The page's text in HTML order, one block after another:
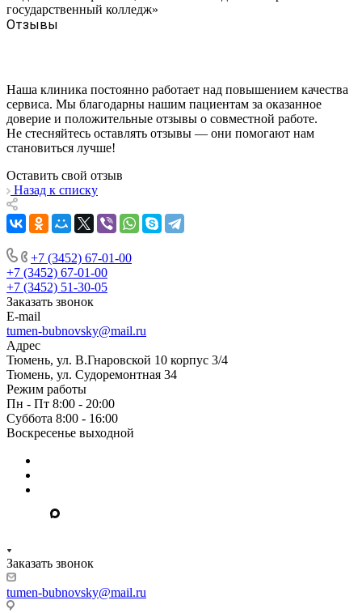
государственный колледж»
Отзывы
Наша клиника постоянно работает над повышением качества
сервиса. Мы благодарны нашим пациентам за оказанное
доверие и положительные отзывы о совместной работе.
Не стесняйтесь оставлять отзывы — они помогают нам
становиться лучше!
Оставить свой отзыв
Назад к списку
+7 (3452) 67-01-00
+7 (3452) 67-01-00
+7 (3452) 51-30-05
Заказать звонок
E-mail
tumen-bubnovsky@mail.ru
Адрес
Тюмень, ул. В.Гнаровской 10 корпус 3/4
Тюмень, ул. Судоремонтная 34
Режим работы
Пн - Пт 8:00 - 20:00
Суббота 8:00 - 16:00
Воскресенье выходной
Заказать звонок
tumen-bubnovsky@mail.ru